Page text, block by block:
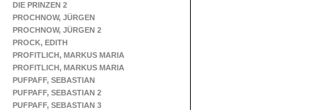
DIE PRINZEN 2
PROCHNOW, JÜRGEN
PROCHNOW, JÜRGEN 2
PROCK, EDITH
PROFITLICH, MARKUS MARIA
PROFITLICH, MARKUS MARIA
PUFPAFF, SEBASTIAN
PUFPAFF, SEBASTIAN 2
PUFPAFF, SEBASTIAN 3